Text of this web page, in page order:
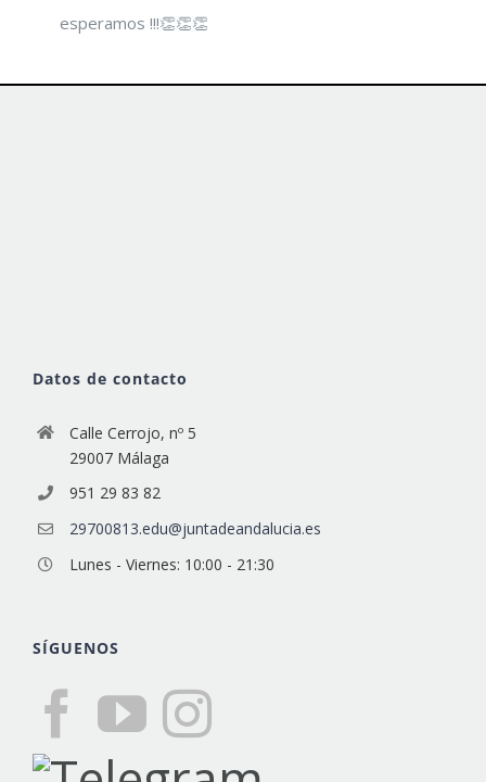
esperamos !!!👏👏👏
Datos de contacto
Calle Cerrojo, nº 5
29007 Málaga
951 29 83 82
29700813.edu@juntadeandalucia.es
Lunes - Viernes: 10:00 - 21:30
SÍGUENOS